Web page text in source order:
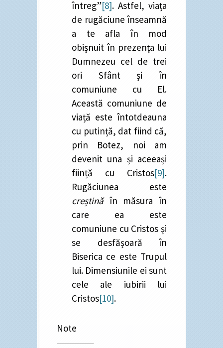
întreg”[8]. Astfel, viața
de rugăciune înseamnă
a te afla în mod
obișnuit în prezența lui
Dumnezeu cel de trei
ori Sfânt și în
comuniune cu El.
Această comuniune de
viață este întotdeauna
cu putință, dat fiind că,
prin Botez, noi am
devenit una și aceeași
ființă cu Cristos[9].
Rugăciunea este
creștinăîn măsura în
care ea este
comuniune cu Cristos și
se desfășoară în
Biserica ce este Trupul
lui. Dimensiunile ei sunt
cele ale iubirii lui
Cristos[10].
Note